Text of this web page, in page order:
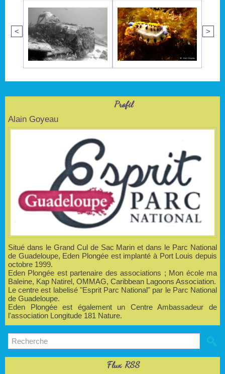
< >
Profil
Alain Goyeau
Situé dans le Grand Cul de Sac Marin et dans le Parc National
de Guadeloupe, Eden Plongée est implanté à Port Louis depuis
octobre 1999.
Eden Plongée est partenaire des associations ; Mon école ma
Baleine, Kap Natirel, OMMAG, Caribbean Lagoons Association.
Le centre est labelisé "Esprit Parc National" par le Parc National
de Guadeloupe.
Eden Plongée est également un Centre Ambassadeur de
l'association Longitude 181 Nature.
Flux RSS